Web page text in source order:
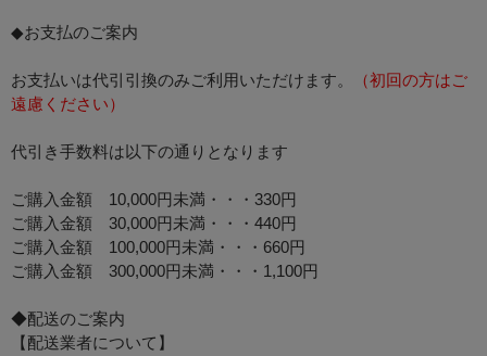
◆お支払のご案内
お支払いは代引引換のみご利用いただけます。
（初回の方はご
遠慮ください）
代引き手数料は以下の通りとなります
ご購入金額 10,000円未満・・・330円
ご購入金額 30,000円未満・・・440円
ご購入金額 100,000円未満・・・660円
ご購入金額 300,000円未満・・・1,100円
◆配送のご案内
【配送業者について】